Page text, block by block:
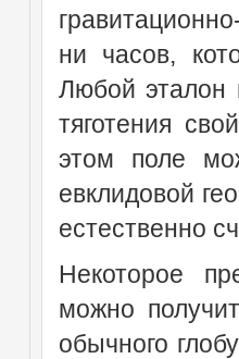
ни часов,
Любой эталон
тяготения
этом поле
евклидовой
естественно
Некоторое
можно
обычного